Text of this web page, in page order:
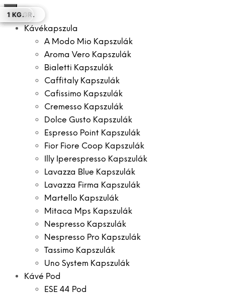
×
Kávékapszula
A Modo Mio Kapszulák
Aroma Vero Kapszulák
Bialetti Kapszulák
Caffitaly Kapszulák
Cafissimo Kapszulák
Cremesso Kapszulák
Dolce Gusto Kapszulák
Espresso Point Kapszulák
Fior Fiore Coop Kapszulák
Illy Iperespresso Kapszulák
Lavazza Blue Kapszulák
Lavazza Firma Kapszulák
Martello Kapszulák
Mitaca Mps Kapszulák
Nespresso Kapszulák
Nespresso Pro Kapszulák
Tassimo Kapszulák
Uno System Kapszulák
Kávé Pod
ESE 44 Pod
1 KG.
250 GR.
1 KG.
500 GR.
500 GR.
250 GR.
1 KG.